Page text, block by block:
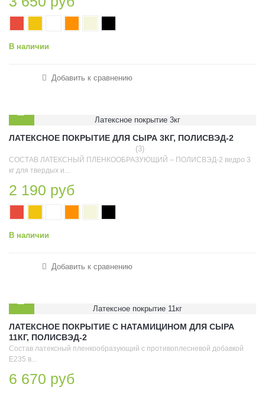
В наличии
Добавить к сравнению
ЛАТЕКСНОЕ ПОКРЫТИЕ ДЛЯ СЫРА 3КГ, ПОЛИСВЭД-2
(3)
СОСТАВ ЛАТЕКСНЫЙ ПЛЕНКООБРАЗУЮЩИЙ – ПОЛИСВЭД-2 ведро 3
кг для твердых и...
2 190 руб
В наличии
Добавить к сравнению
ЛАТЕКСНОЕ ПОКРЫТИЕ С НАТАМИЦИНОМ ДЛЯ СЫРА
11КГ, ПОЛИСВЭД-2
Состав латексный пленкообразующий с противоплесневой добавкой
Е235 в...
6 670 руб